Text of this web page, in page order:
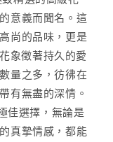
意義而聞名。這
尚的品味，更是
象徵著持久的愛
量之多，彷彿在
有無盡的深情。
佳選擇，無論是
真摯情感，都能